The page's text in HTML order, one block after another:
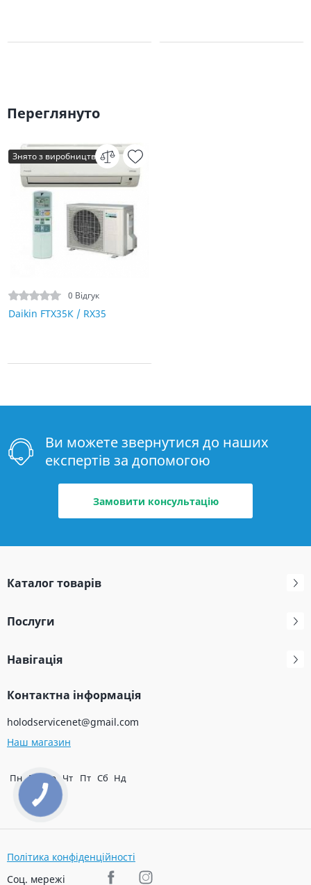
Переглянуто
Знято з виробництва
0 Відгук
Daikin FTX35К / RX35
Ви можете звернутися до наших
експертів за допомогою
Замовити консультацію
Каталог товарів
Послуги
Навігація
Контактна інформація
holodservicenet@gmail.com
Наш магазин
Пн Вт Ср Чт Пт Сб Нд
Політика конфіденційності
Соц. мережі